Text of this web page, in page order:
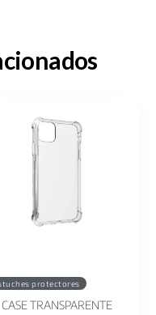
protectores
CASE TRANSPARENTE